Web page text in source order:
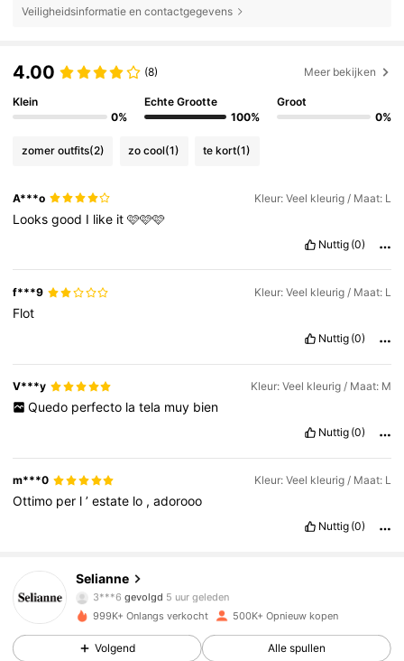
Veiligheidsinformatie en contactgegevens
4.00 (8) Meer bekijken
Klein
0%
Echte Grootte
100%
Groot
0%
zomer outfits(2) zo cool(1) te kort(1)
A***o Kleur: Veel kleurig / Maat: L
Looksgood I like it🩷🩷🩷
Nuttig (0)
f***9 Kleur: Veel kleurig / Maat: L
Flot
Nuttig (0)
V***y Kleur: Veel kleurig / Maat: M
Quedo perfecto la tela muy bien
Nuttig (0)
m***0 Kleur: Veel kleurig / Maat: L
Ottimo per l’estate lo ,adorooo
Nuttig (0)
Selianne
3***6 gevolgd 5 uur geleden
999K+ Onlangs verkocht 500K+ Opnieuw kopen
Volgend Alle spullen